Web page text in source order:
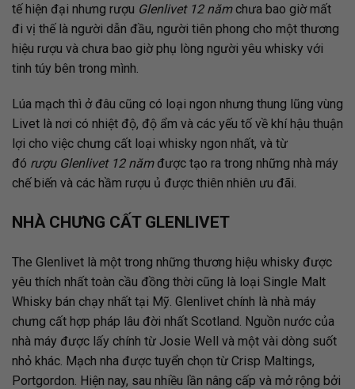
tế hiện đại nhưng rượu Glenlivet 12 nămchưa bao giờ mất
đi vị thế là người dẫn đầu, người tiên phong cho một thương
hiệu rượu và chưa bao giờ phụ lòng người yêu whisky với
tinh túy bên trong mình.
Lúa mạch thì ở đâu cũng có loại ngon nhưng thung lũng vùng
Livet là nơi có nhiệt độ, độ ẩm và các yếu tố về khí hậu thuận
lợi cho việc chưng cất loại whisky ngon nhất, và từ
đó rượu Glenlivet 12 nămđược tạo ra trong những nhà máy
chế biến và các hầm rượu ủ được thiên nhiên ưu đãi.
NHÀ CHƯNG CẤT GLENLIVET
The Glenlivet là một trong những thương hiệu whisky được
yêu thích nhất toàn cầu đồng thời cũng là loại Single Malt
Whisky bán chạy nhất tại Mỹ. Glenlivet chính là nhà máy
chưng cất hợp pháp lâu đời nhất Scotland. Nguồn nước của
nhà máy được lấy chính từ Josie Well và một vài dòng suốt
nhỏ khác. Mạch nha được tuyển chọn từ Crisp Maltings,
Portgordon. Hiện nay, sau nhiều lần nâng cấp và mở rộng bởi